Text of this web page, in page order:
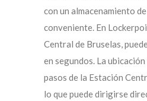
con un almacenamiento
conveniente. En
Central de Bruselas,
en segundos. La
pasos de la Estación
lo que puede dirigirse